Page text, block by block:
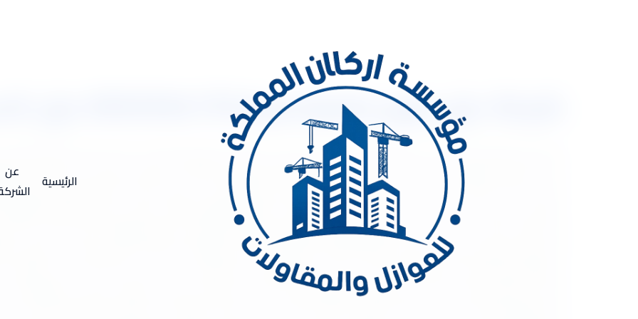
الرئيسية
عن
شركة عزل فوم بالمزاحمية 0533334179 عزل الاسطح عزل مائى
شركة عزل فوم بالمزاحمية 0533334179 عزل الاسطح عزل مائى شركة عزل فوم بالمزاحمية .. تعريف
من الحلول الأكثر شيوعًا في مجال البناء والعزل. ما هو عزل الفوم؟ الأنواع المختلفة من الفوم المستخدم في العزل: شرح
المرن خصائص الفوم: ما الذي يجعل الفوم خيارًا ممتازًا للعزل مثل مقاومته للماء، العزل الحراري، والمتانة. فوائد العزل
الطاقة في المباني. العزل الصوتي: فاعليته في تقليل الضوضاء. مقاومة الرطوبة والعفن: دوره في منع نمو العفن والعوامل
بيئة المنزل أو المكتب من حيث الراحة. طرق تطبيق عزل الفوم العزل بالفوم الرغوي: شرح كيفية تطبيقه باستخدام آلات خاصة.
أو الأسطح. العيوب والتحديات التكلفة: مقارنة التكلفة مع المواد الأخرى مثل الألياف الزجاجية أو البولي يوريثان.
خصوصًا بالنسبة للمواد الكيميائية المستخدمة. دراسات حالة وتطبيقات عملية أمثلة على المباني التي استخدمت عزل الفوم
التجارية. مقارنة مع مواد عزل أخرى مقارنة بين الفوم والمواد الأخرى مثل الألياف الزجاجية، الصوف الصخري، أو البوليسترين.